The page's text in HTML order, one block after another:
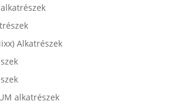
Alkatrészek
alkatrészek